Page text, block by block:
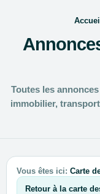
Toutes les
immobilier,
Vous êtes ici: Carte
Retour à la carte